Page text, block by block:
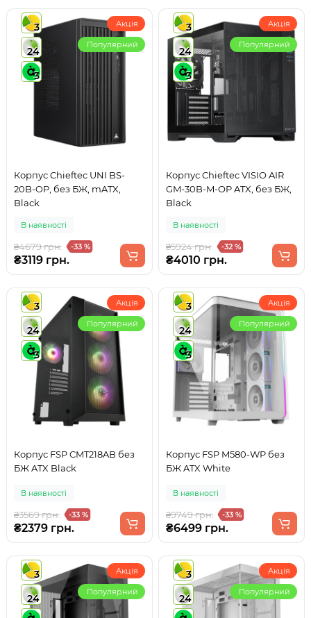
3
24
3
Акція
Популярний
Корпус Chieftec UNI BS-
20B-OP, без БЖ, mATX,
Black
В наявності
₴4679 грн. -33 %
₴3119 грн.
3
24
3
Акція
Популярний
Корпус Chieftec VISIO AIR
GM-30B-M-OP ATX, без БЖ,
Black
В наявності
₴5924 грн. -32 %
₴4010 грн.
3
24
3
Акція
Популярний
Корпус FSP CMT218AB без
БЖ ATX Black
В наявності
₴3569 грн. -33 %
₴2379 грн.
3
24
3
Акція
Популярний
Корпус FSP M580-WP без
БЖ ATX White
В наявності
₴9749 грн. -33 %
₴6499 грн.
3
24
Акція
Популярний
3
24
Акція
Популярний